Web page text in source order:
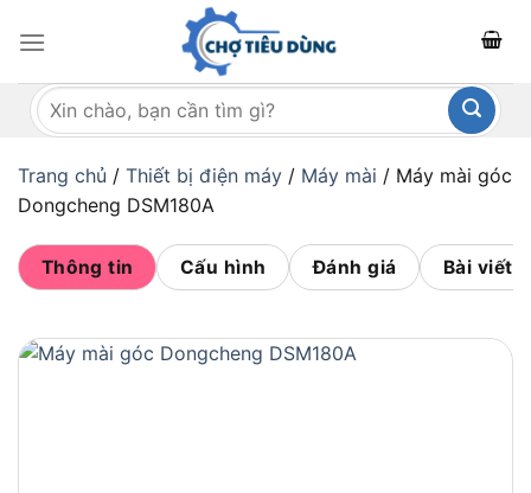
qua
dungTìm
kiếm:
Trang chủ / Thiết bị điện máy / Máy mài / Máy mài góc
Dongcheng DSM180A
Thông tin Cấu hình Đánh giá Bài viết